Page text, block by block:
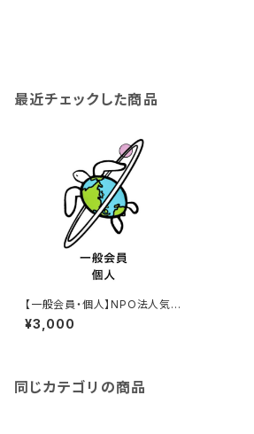
最近チェックした商品
【一般会員・個人】NPO法人気候
危機対策ネットワーク 年会費
¥3,000
同じカテゴリの商品